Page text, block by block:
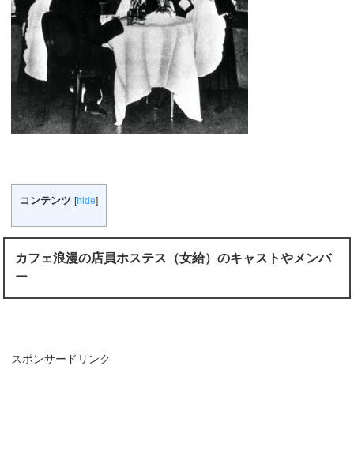
コンテンツ [hide]
カフェ浪漫の店員ホステス（女給）のキャストやメンバ
ー
スポンサードリンク